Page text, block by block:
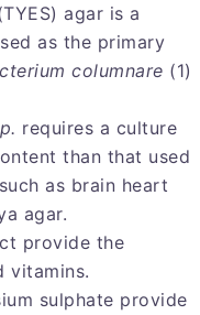
agar is a
as the primary
columnare (1)
requires a culture
than that used
as brain heart
agar.
provide the
vitamins.
sulphate provide